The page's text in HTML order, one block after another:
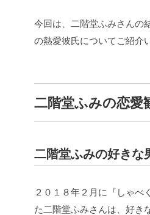
今回は、二階堂ふみさんの
の熱愛彼氏についてご紹介
二階堂ふみの恋愛
二階堂ふみの好きな
２０１８年２月に『しゃべ
た二階堂ふみさんは、好き